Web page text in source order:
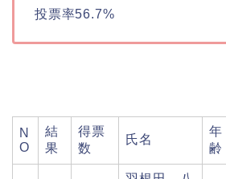
投票率56.7%
N
O
結
果
得票
数
氏名
年
齢